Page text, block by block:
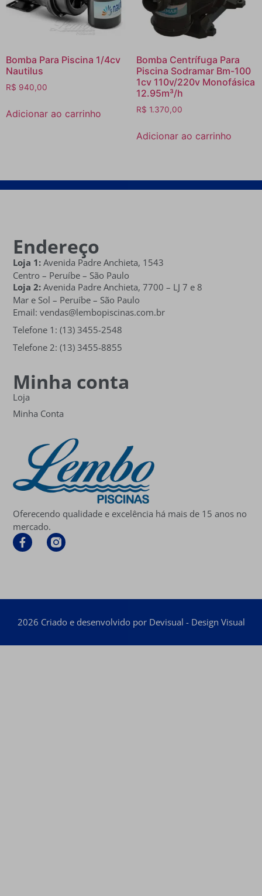
Bomba Para Piscina 1/4cv
Nautilus
R$ 940,00
Adicionar ao carrinho
Bomba Centrífuga Para
Piscina Sodramar Bm-100
1cv 110v/220v Monofásica
12.95m³/h
R$ 1.370,00
Adicionar ao carrinho
Oferecendo qualidade e excelência há mais de 15 anos no
mercado.
Minha conta
Loja
Minha Conta
Endereço
Loja 1: Avenida Padre Anchieta, 1543
Centro – Peruíbe – São Paulo
Loja 2: Avenida Padre Anchieta,7700 – LJ 7 e 8
Mar e Sol – Peruíbe – São Paulo
Email: vendas@lembopiscinas.com.br
Telefone 1: (13) 3455-2548
Telefone 2: (13) 3455-8855
2026 Criado e desenvolvido por Devisual - Design Visual